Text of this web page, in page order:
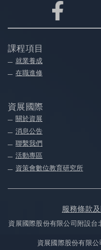
課程項目
就業養成
在職進修
資展國際
關於資展
消息公告
聯繫我們
活動專區
資策會數位教育研究所
服務條款
資展國際股份有限公司附設
資展國際股份有限